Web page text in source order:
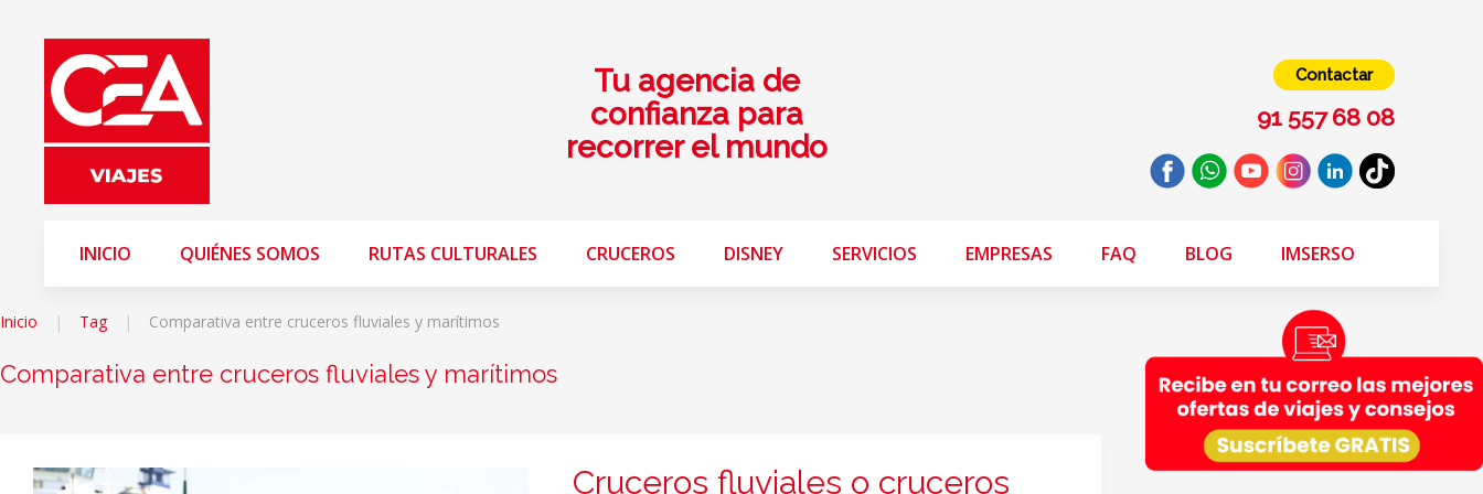
Tu agencia de
confianza para
recorrer el mundo
Contactar
91 557 68 08
INICIO QUIÉNES SOMOS RUTAS CULTURALES CRUCEROS DISNEY SERVICIOS EMPRESAS FAQ BLOG IMSERSO
Inicio Tag Comparativa entre cruceros fluviales y marítimos
Comparativa entre cruceros fluviales y marítimos
Cruceros fluviales o cruceros